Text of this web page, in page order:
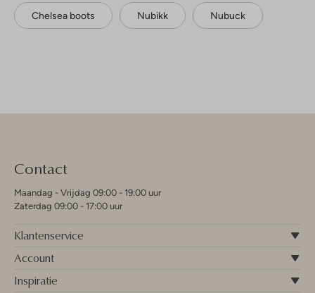
Chelsea boots Nubikk Nubuck
Contact
Maandag - Vrijdag 09:00 - 19:00 uur
Zaterdag 09:00 - 17:00 uur
Klantenservice
Account
Inspiratie